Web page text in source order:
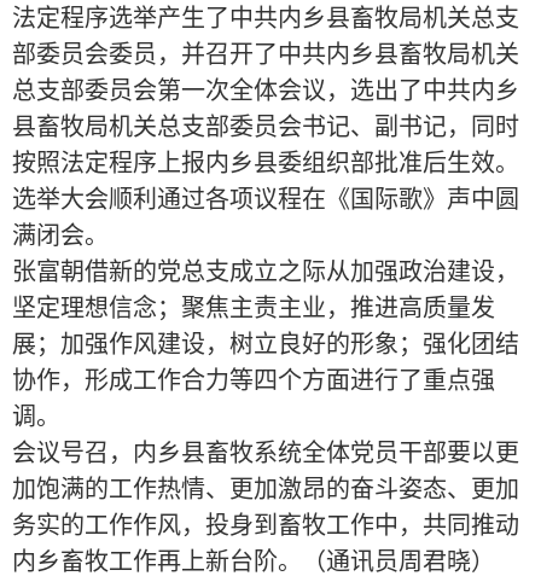
法定程序选举产生了中共内乡县畜牧局机关总支
部委员会委员，并召开了中共内乡县畜牧局机关
总支部委员会第一次全体会议，选出了中共内乡
县畜牧局机关总支部委员会书记、副书记，同时
按照法定程序上报内乡县委组织部批准后生效。
选举大会顺利通过各项议程在《国际歌》声中圆
满闭会。
张富朝借新的党总支成立之际从加强政治建设，
坚定理想信念；聚焦主责主业，推进高质量发
展；加强作风建设，树立良好的形象；强化团结
协作，形成工作合力等四个方面进行了重点强
调。
会议号召，内乡县畜牧系统全体党员干部要以更
加饱满的工作热情、更加激昂的奋斗姿态、更加
务实的工作作风，投身到畜牧工作中，共同推动
内乡畜牧工作再上新台阶。（通讯员周君晓）